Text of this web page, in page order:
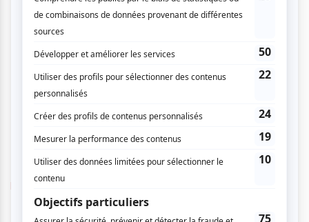
qu'aucune place assise n'est
garantie. Premier arrivé, premier
assis! Pour plus d'information :
https://www.dimanchesduconte.co
m/
https://www.dimanchesduconte.com/archives/38313